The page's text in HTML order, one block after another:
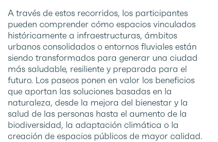
A través de estos recorridos, los participantes
pueden comprender cómo espacios vinculados
históricamente a infraestructuras, ámbitos
urbanos consolidados o entornos fluviales están
siendo transformados para generar una ciudad
más saludable, resiliente y preparada para el
futuro. Los paseos ponen en valor los beneficios
que aportan las soluciones basadas en la
naturaleza, desde la mejora del bienestar y la
salud de las personas hasta el aumento de la
biodiversidad, la adaptación climática o la
creación de espacios públicos de mayor calidad.